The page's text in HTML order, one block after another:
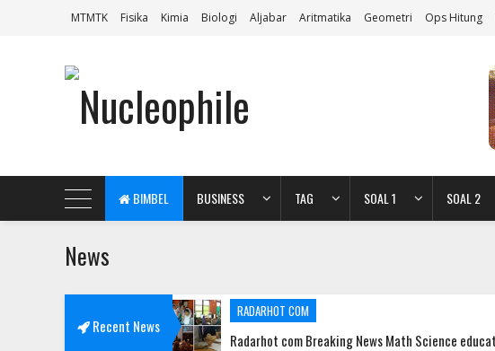
MTMTK Fisika Kimia Biologi Aljabar Aritmatika Geometri Ops Hitung
Bimbel Jakarta Timur
BIMBEL BUSINESS TAG SOAL 1 SOAL 2
News
Recent News
RADARHOT COM
Radarhot com Breaking News Math Science education